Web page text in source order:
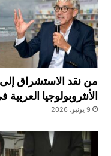
من نقد الاستشراق
الأنثروبولوجيا
9 يونيو، 2026